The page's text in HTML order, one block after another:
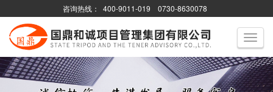
咨询热线： 400-9011-019 0730-8630078
Toggle